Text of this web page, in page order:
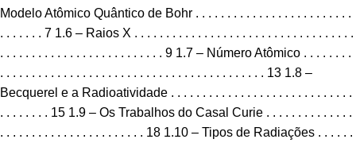
Modelo Atômico Quântico de Bohr . . . . . . . . . . . . . . . . . . . . . . . . .
. . . . . . . 7 1.6 – Raios X . . . . . . . . . . . . . . . . . . . . . . . . . . . . . . . . . . .
. . . . . . . . . . . . . . . . . . . . . . . . . . 9 1.7 – Número Atômico . . . . . . . .
. . . . . . . . . . . . . . . . . . . . . . . . . . . . . . . . . . . . . . . . . . 13 1.8 –
Becquerel e a Radioatividade . . . . . . . . . . . . . . . . . . . . . . . . . . . . .
. . . . . . . . 15 1.9 – Os Trabalhos do Casal Curie . . . . . . . . . . . . . .
. . . . . . . . . . . . . . . . . . . . . . . 18 1.10 – Tipos de Radiações . . . . . .